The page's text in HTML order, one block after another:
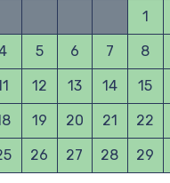
1
5 6 7 8
12 13 14 15
19 20 21 22
26 27 28 29